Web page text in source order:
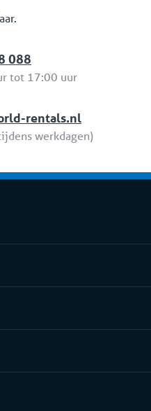
088
tot 17:00 uur
rentals.nl
werkdagen)